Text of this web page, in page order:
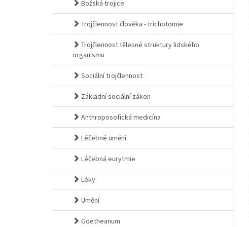
Božská trojice
Trojčlennost člověka - trichotomie
Trojčlennost tělesné struktury lidského
organismu
Sociální trojčlennost
Základní sociální zákon
Anthroposofická medicína
Léčebné umění
Léčebná eurytmie
Léky
Umění
Goetheanum